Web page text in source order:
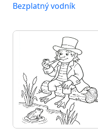
Bezplatný vodník